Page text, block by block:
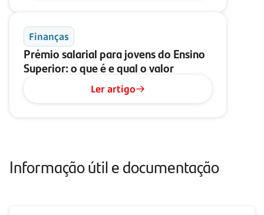
Finanças
Prémio salarial para jovens do Ensino
Superior: o que é e qual o valor
Ler artigo
Informação útil e documentação